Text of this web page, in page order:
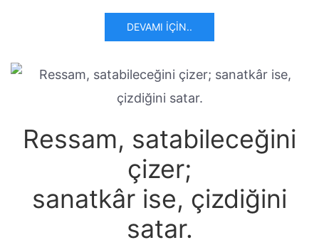
DEVAMI İÇIN..
Ressam, satabileceğini
çizer;
sanatkâr ise, çizdiğini
satar.